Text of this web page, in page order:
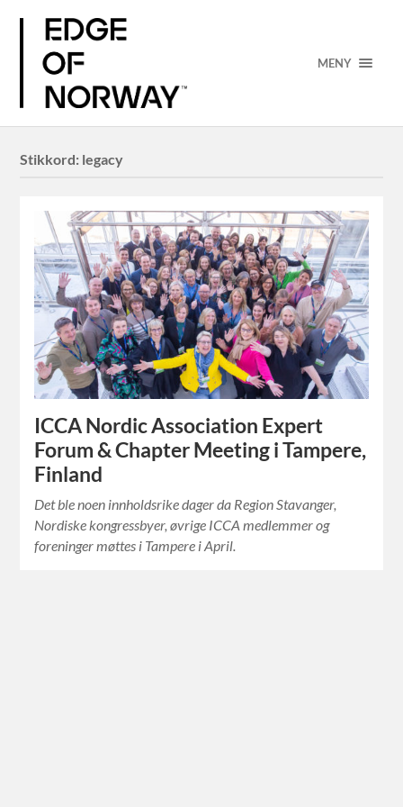
MENY
Stikkord: legacy
ICCA Nordic Association Expert
Forum & Chapter Meeting i Tampere,
Finland
Det ble noen innholdsrike dager da Region Stavanger,
Nordiske kongressbyer, øvrige ICCA medlemmer og
foreninger møttes i Tampere i April.